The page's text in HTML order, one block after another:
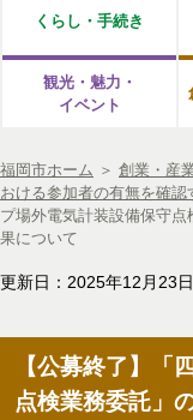
くらし・手続き
観光・魅力・
イベント
福岡市ホーム ＞ 創業・産
おける参加者の有無を確認
プ場外電気計装設備保守
果について
更新日：2025年12月23日
【公募終了】「
点検業務委託」